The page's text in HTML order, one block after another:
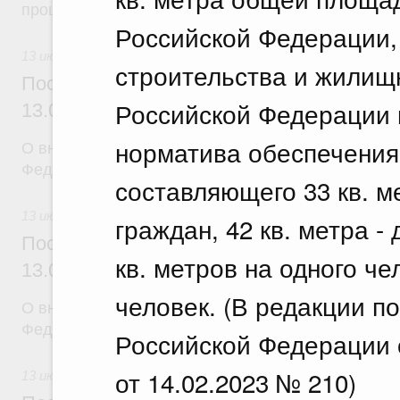
Российской
строительства и
Российской Федерации
норматива
составляющего 33 кв.
граждан, 42 кв. метра -
кв. метров на одного
человек. (В редакции
Российской
от 14.02.2023 № 210)
Постановление Правительства
13.07.2026 г. № 876
О внесении изменений в постановление
Федерации от 15 апреля 2014 г. № 317
Постановление Правительства
13.07.2026 г. № 883
О внесении изменений в постановление